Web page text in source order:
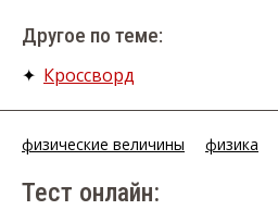
Другое по теме:
✦ Кроссворд
физические величины физика
Тест онлайн: